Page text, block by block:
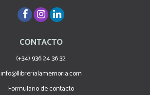
CONTACTO
(+34) 936 24 36 32
info@llibrerialamemoria.com
Formulario de contacto